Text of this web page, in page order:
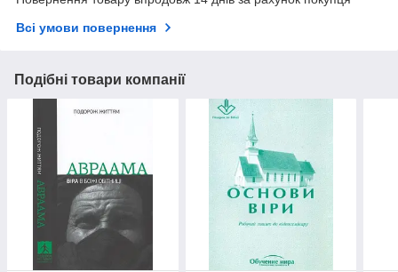
Всі умови повернення
Подібні товари компанії